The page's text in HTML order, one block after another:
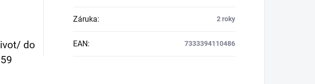
do
Záruka: 2 roky
EAN: 7333394110486